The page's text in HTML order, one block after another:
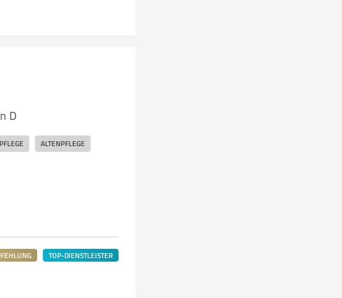
D
ALTENPFLEGE
TOP-DIENSTLEISTER